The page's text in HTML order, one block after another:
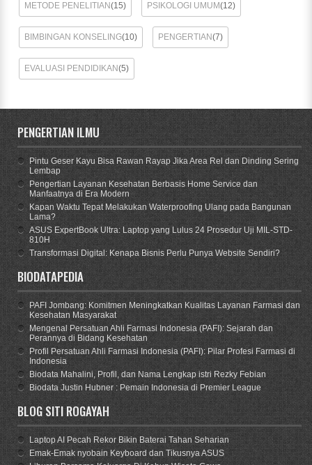
METODE PENELITIAN(15) PSIKOLOGI UMUM(12)
BIMBINGAN KONSELING(10) PENGERTIAN(7)
EVALUASI PENDIDIKAN(5)
PENGERTIAN ILMU
Pintu Geser Kayu Bisa Rawan Rayap Jika Area Rel dan Dinding Sering
Lembap
Pengertian Layanan Kesehatan Berbasis Home Service dan
Manfaatnya di Era Modern
Kapan Waktu Tepat Melakukan Waterproofing Ulang pada Bangunan
Lama?
ASUS ExpertBook Ultra: Laptop yang Lulus 24 Prosedur Uji MIL-STD-
810H
Transformasi Digital: Kenapa Bisnis Perlu Punya Website Sendiri?
BIODATAPEDIA
PAFI Jombang: Komitmen Meningkatkan Kualitas Layanan Farmasi dan
Kesehatan Masyarakat
Mengenal Persatuan Ahli Farmasi Indonesia (PAFI): Sejarah dan
Perannya di Bidang Kesehatan
Profil Persatuan Ahli Farmasi Indonesia (PAFI): Pilar Profesi Farmasi di
Indonesia
Biodata Mahalini, Profil, dan Nama Lengkap istri Rezky Febian
Biodata Justin Hubner : Pemain Indonesia di Premier League
BLOG SITI ROGAYAH
Laptop AI Pecah Rekor Bikin Baterai Tahan Seharian
Emak-Emak nyobain Keyboard dan Tikusnya ASUS